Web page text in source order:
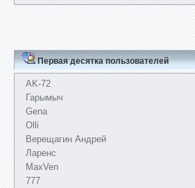
Первая десятка пользователей
AK-72
Гарымыч
Gena
Olli
Верещагин Андрей
Ларенс
MaxVen
777